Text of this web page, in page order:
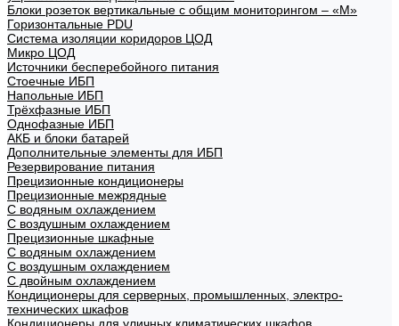
Блоки розеток вертикальные с общим мониторингом – «М»
Горизонтальные PDU
Система изоляции коридоров ЦОД
Микро ЦОД
Источники бесперебойного питания
Стоечные ИБП
Напольные ИБП
Трёхфазные ИБП
Однофазные ИБП
АКБ и блоки батарей
Дополнительные элементы для ИБП
Резервирование питания
Прецизионные кондиционеры
Прецизионные межрядные
С водяным охлаждением
С воздушным охлаждением
Прецизионные шкафные
С водяным охлаждением
С воздушным охлаждением
С двойным охлаждением
Кондиционеры для серверных, промышленных, электро-
технических шкафов